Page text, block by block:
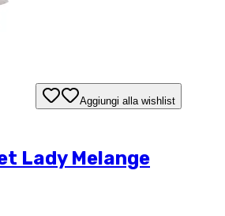
Aggiungi alla wishlist
Lady Melange